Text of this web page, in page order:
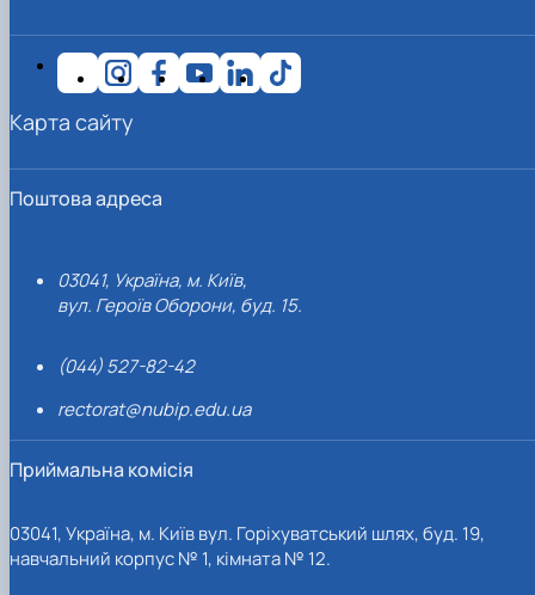
Поштова адреса
03041, Україна, м. Київ,
вул. Героїв Оборони, буд. 15.
(044) 527-82-42
rectorat@nubip.edu.ua
Приймальна комісія
03041, Україна, м. Київ вул. Горіхуватський шлях, буд. 19,
навчальний корпус № 1, кімната № 12.
Карта сайту